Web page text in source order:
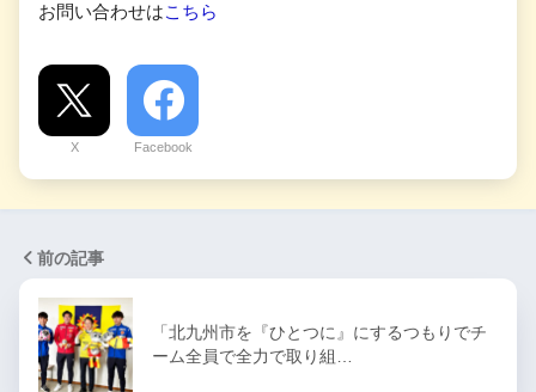
お問い合わせはこちら
X Facebook
前の記事
「北九州市を『ひとつに』にするつもりでチ
ーム全員で全力で取り組…